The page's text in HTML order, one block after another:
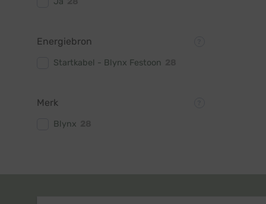
Energiebron
Startkabel - Blynx Festoon
Merk
Blynx